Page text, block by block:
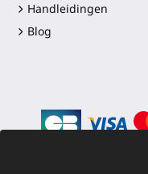
Handleidingen
Blog